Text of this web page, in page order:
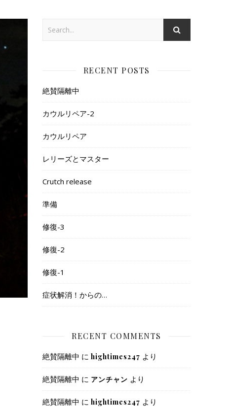
RECENT POSTS
絶賛隔離中
カウルリペア-2
カウルリペア
レリーズとマスター
Crutch release
準備
修復-3
修復-2
修復-1
症状解消！からの…
RECENT COMMENTS
絶賛隔離中 に hightimes247 より
絶賛隔離中 に アンチャン より
絶賛隔離中 に hightimes247 より